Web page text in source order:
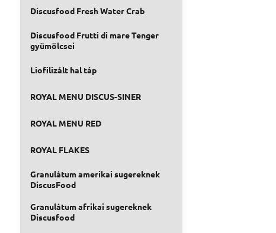
Discusfood Fresh Water Crab
Discusfood Frutti di mare Tenger
gyümölcsei
Liofilizált hal táp
ROYAL MENU DISCUS-SINER
ROYAL MENU RED
ROYAL FLAKES
Granulátum amerikai sugereknek
DiscusFood
Granulátum afrikai sugereknek
Discusfood